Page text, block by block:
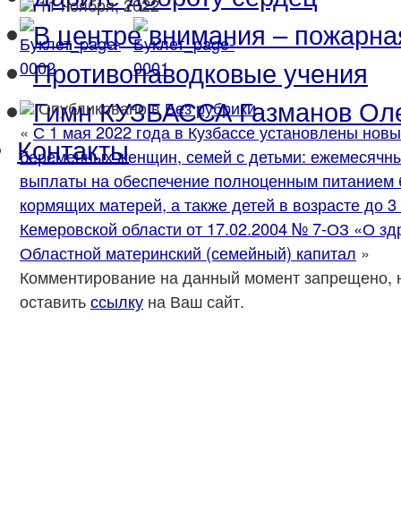
В центре внимания –
Противопаводковые учения
Гимн КУЗБАССА Газманов
Контакты
Опубликовано в Без рубрики
« С 1 мая 2022 года в Кузбассе установлены
беременных женщин, семей с детьми:
выплаты на обеспечение полноценным
кормящих матерей, а также детей в возрасте до 3
Кемеровской области от 17.02.2004 № 7-ОЗ «О
Областной материнский (семейный) капитал »
Комментирование на данный момент запрещено,
оставитьссылку на Ваш сайт.